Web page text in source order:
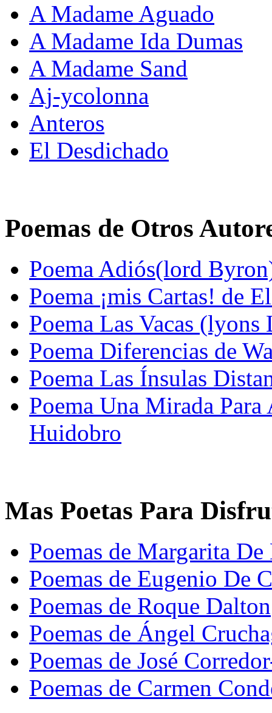
A Madame Aguado
A Madame Ida Dumas
A Madame Sand
Aj-ycolonna
Anteros
El Desdichado
Poemas de Otros
Poema Adiós(lord
Poema ¡mis Cartas! de
Poema Las Vacas
Poema Diferencias de
Poema Las Ínsulas
Poema Una Mirada
Huidobro
Mas Poetas Para
Poemas de Margarita
Poemas de Eugenio De
Poemas de Roque Dalton
Poemas de Ángel
Poemas de José
Poemas de Carmen